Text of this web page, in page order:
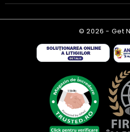
© 2026 - Get